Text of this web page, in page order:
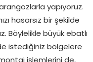
yapıyoruz.
hasarsız bir şekilde
Böylelikle büyük ebatlı
istediğiniz bölgelere
işlemlerini de,